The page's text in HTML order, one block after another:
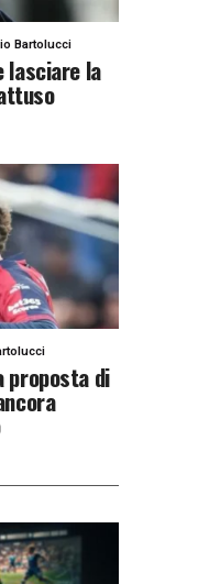
Bartolucci
lasciare la
proposta di